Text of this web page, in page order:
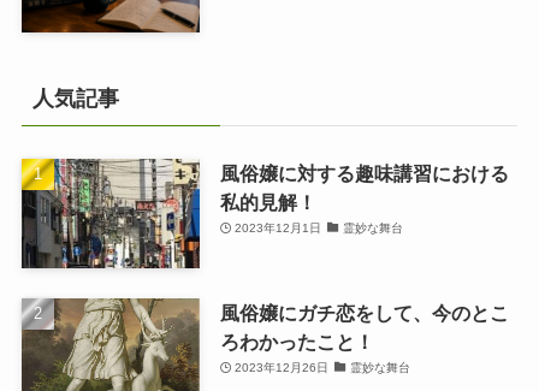
人気記事
風俗嬢に対する趣味講習における
私的見解！
2023年12月1日 霊妙な舞台
風俗嬢にガチ恋をして、今のとこ
ろわかったこと！
2023年12月26日 霊妙な舞台